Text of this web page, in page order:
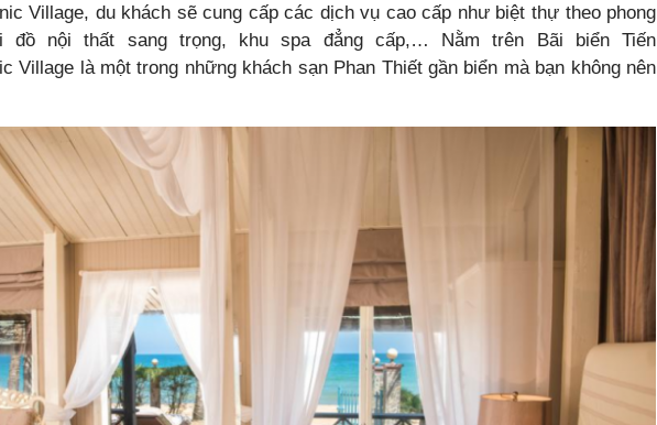
Village, du khách sẽ cung cấp các dịch vụ cao cấp như biệt thự theo phong
đồ nội thất sang trọng, khu spa đẳng cấp,… Nằm trên Bãi biển Tiến
Village là một trong những khách sạn Phan Thiết gần biển mà bạn không nên